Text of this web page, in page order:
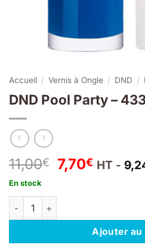
Accueil / Vernis à Ongle / DND /
DND Pool Party –
11,00€
Le
prix
11,00€.
7,70€Le
7,70€.
HT -
En stock
quantité de DND Pool Party – 433
Ajouter au